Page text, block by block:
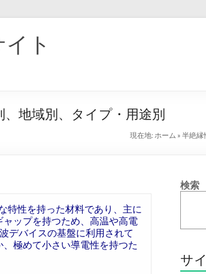
ト
地域別、タイプ・用途別
現在地: ホーム » 半絶縁
特性を持った材料であり、主に
ップを持つため、高温や高電
デバイスの基盤に利用されて
極めて小さい導電性を持つた
検索
サ